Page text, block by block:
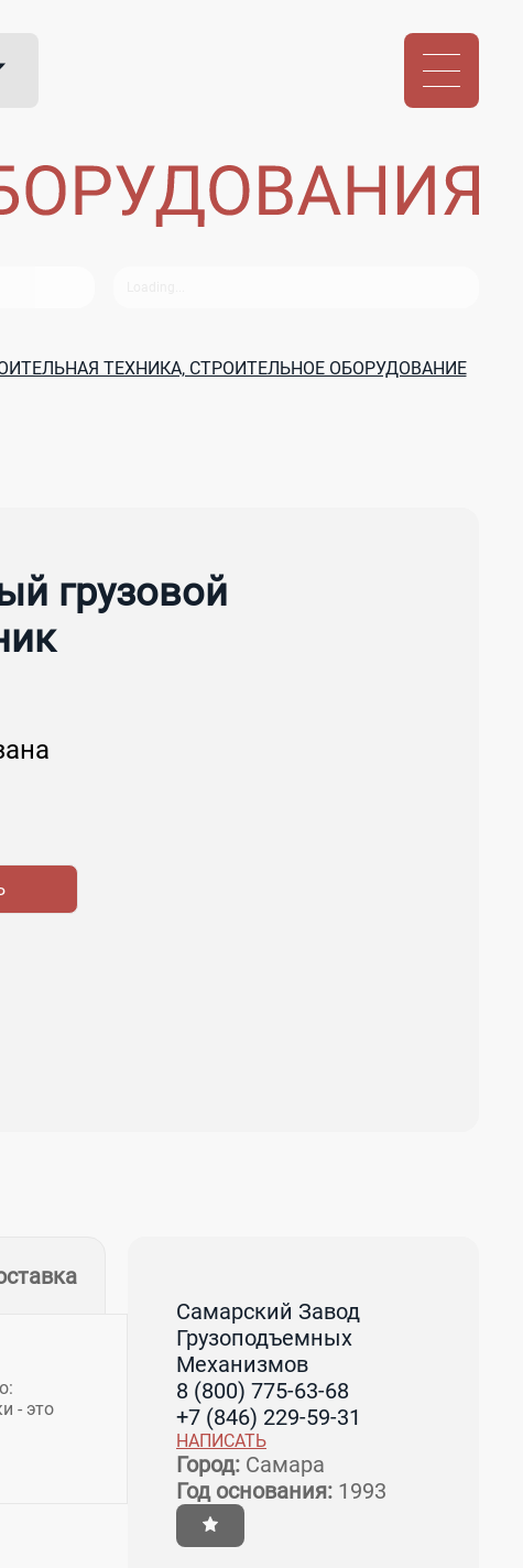
ТЕХНИКА, СТРОИТЕЛЬНОЕ ОБОРУДОВАНИЕ
грузовой
- это
Самарский Завод
Грузоподъемных
Механизмов
8 (800) 775-63-68
+7 (846) 229-59-31
НАПИСАТЬ
Город: Самара
Год основания: 1993